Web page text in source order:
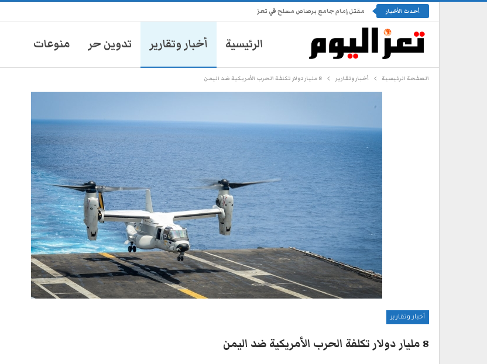
أحدث الأخبار مقتل إمام جامع برصاص مسلح في تعز
الرئيسية أخبار وتقارير تدوين حر منوعات
الصفحة الرئيسية أخبار وتقارير 8 مليار دولار تكلفة الحرب الأمريكية ضد اليمن
أخبار وتقارير
8 مليار دولار تكلفة الحرب الأمريكية ضد اليمن
شرطة تعز تشن حملة سحب
للمركبات لفرض جبابات جديدة
28-يوليو- 2026
ضرائب سلطات تعز تُشعل إضراباً
لسائقي الدواجن
28-يوليو- 2026
شاب يمني يثير الذهول برفع خزان
وزن 100 كيلو باستخدام فكه